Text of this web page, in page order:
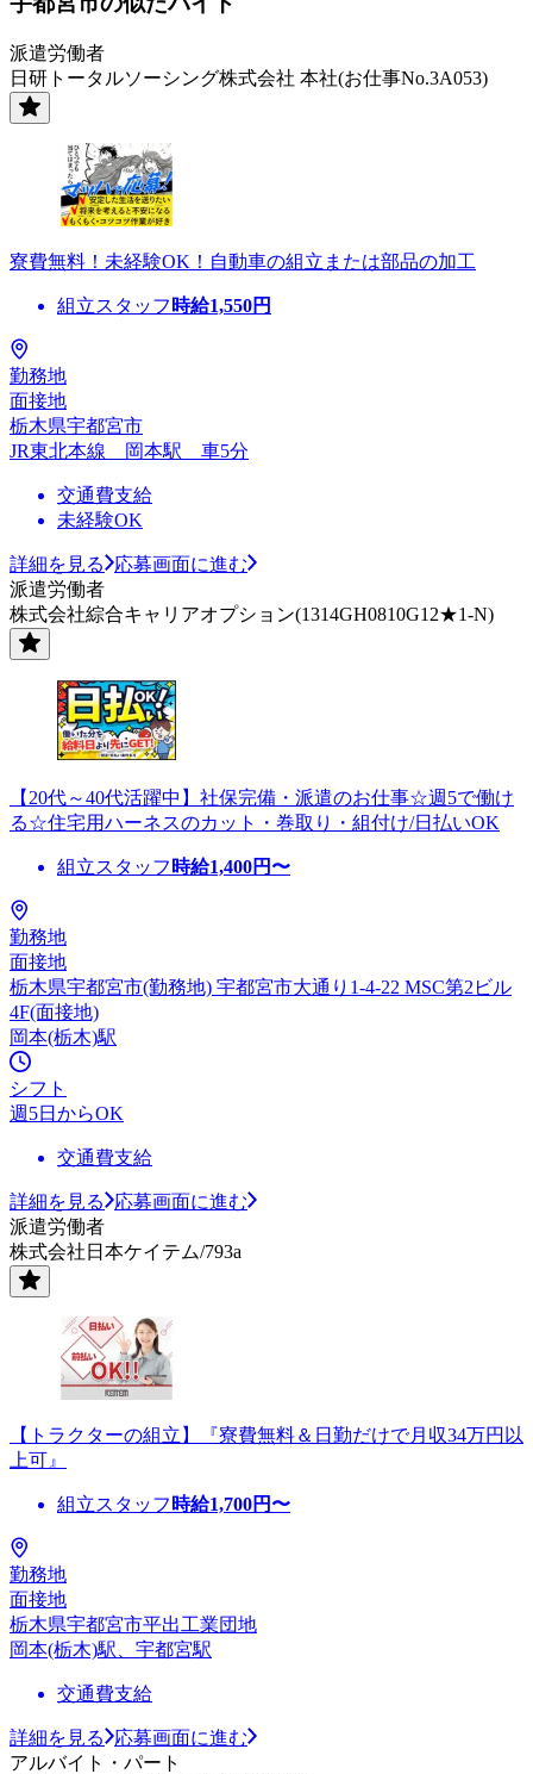
派遣労働者
日研トータルソーシング株式会社 本社(お仕事No.3A053)
寮費無料！未経験OK！自動車の組立または部品の加工
組立スタッフ 時給1,550円
勤務地
面接地
栃木県宇都宮市
JR東北本線 岡本駅 車5分
交通費支給
未経験OK
詳細を見る
応募画面に進む
派遣労働者
株式会社綜合キャリアオプション(1314GH0810G12★1-N)
【20代～40代活躍中】社保完備・派遣のお仕事☆週5で働け
る☆住宅用ハーネスのカット・巻取り・組付け/日払いOK
組立スタッフ 時給1,400円〜
勤務地
面接地
栃木県宇都宮市(勤務地) 宇都宮市大通り1-4-22 MSC第2ビル
4F(面接地)
岡本(栃木)駅
シフト
週5日からOK
交通費支給
詳細を見る
応募画面に進む
派遣労働者
株式会社日本ケイテム/793a
【トラクターの組立】『寮費無料＆日勤だけで月収34万円以
上可』
組立スタッフ 時給1,700円〜
勤務地
面接地
栃木県宇都宮市平出工業団地
岡本(栃木)駅、宇都宮駅
交通費支給
詳細を見る
応募画面に進む
アルバイト・パート